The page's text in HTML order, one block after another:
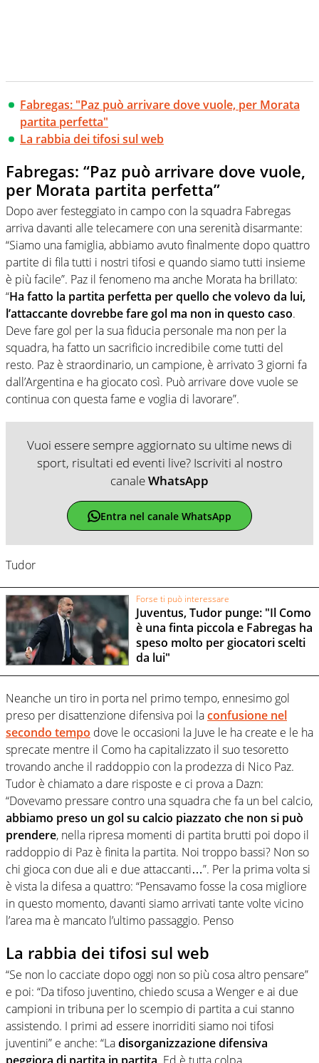
Fabregas: "Paz può arrivare dove vuole, per Morata
partita perfetta"
La rabbia dei tifosi sul web
Fabregas: “Paz può arrivare dove vuole,
per Morata partita perfetta”
Dopo aver festeggiato in campo con la squadra Fabregas
arriva davanti alle telecamere con una serenità disarmante:
“Siamo una famiglia, abbiamo avuto finalmente dopo quattro
partite di fila tutti i nostri tifosi e quando siamo tutti insieme
è più facile”. Paz il fenomeno ma anche Morata ha brillato:
“Ha fatto la partita perfetta per quello che volevo da lui,
l’attaccante dovrebbe fare gol ma non in questo caso.
Deve fare gol per la sua fiducia personale ma non per la
squadra, ha fatto un sacrificio incredibile come tutti del
resto. Paz è straordinario, un campione, è arrivato 3 giorni fa
dall’Argentina e ha giocato così. Può arrivare dove vuole se
continua con questa fame e voglia di lavorare”.
Vuoi essere sempre aggiornato su ultime news di
sport, risultati ed eventi live? Iscriviti al nostro
canaleWhatsApp
Entra nel canale WhatsApp
Tudor
Forse ti può interessare
Juventus, Tudor punge: "Il Como
è una finta piccola e Fabregas ha
speso molto per giocatori scelti
da lui"
Neanche un tiro in porta nel primo tempo, ennesimo gol
preso per disattenzione difensiva poi laconfusione nel
secondo tempo dove le occasioni la Juve le ha create e le ha
sprecate mentre il Como ha capitalizzato il suo tesoretto
trovando anche il raddoppio con la prodezza di Nico Paz.
Tudor è chiamato a dare risposte e ci prova a Dazn:
“Dovevamo pressare contro una squadra che fa un bel calcio,
abbiamo preso un gol su calcio piazzato che non si può
prendere, nella ripresa momenti di partita brutti poi dopo il
raddoppio di Paz è finita la partita. Noi troppo bassi? Non so
chi gioca con due ali e due attaccanti…”. Per la prima volta si
è vista la difesa a quattro: “Pensavamo fosse la cosa migliore
in questo momento, davanti siamo arrivati tante volte vicino
l’area ma è mancato l’ultimo passaggio. Penso
La rabbia dei tifosi sul web
“Se non lo cacciate dopo oggi non so più cosa altro pensare”
e poi: “Da tifoso juventino, chiedo scusa a Wenger e ai due
campioni in tribuna per lo scempio di partita a cui stanno
assistendo. I primi ad essere inorriditi siamo noi tifosi
juventini” e anche: “Ladisorganizzazione difensiva